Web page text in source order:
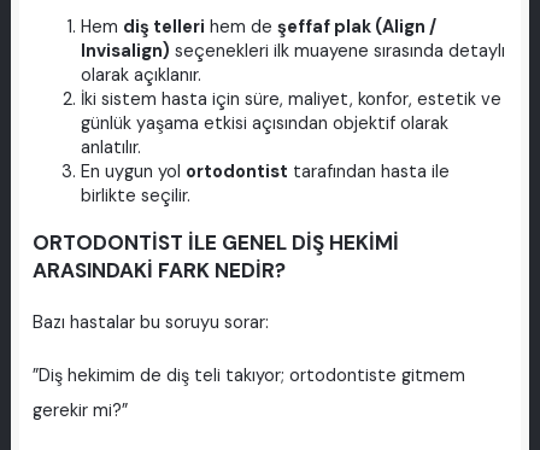
Hem diş telleri hem de şeffaf plak (Align /
Invisalign) seçenekleri ilk muayene sırasında detaylı
olarak açıklanır.
İki sistem hasta için süre, maliyet, konfor, estetik ve
günlük yaşama etkisi açısından objektif olarak
anlatılır.
En uygun yol ortodontist tarafından hasta ile
birlikte seçilir.
ORTODONTİST İLE GENEL DİŞ HEKİMİ
ARASINDAKİ FARK NEDİR?
Bazı hastalar bu soruyu sorar:
”Diş hekimim de diş teli takıyor; ortodontiste gitmem
gerekir mi?”